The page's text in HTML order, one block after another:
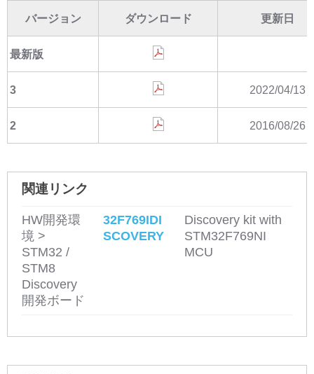
バージョン ダウンロード 更新日
最新版
3 2022/04/13
2 2016/08/26
関連リンク
HW開発環
境 >
STM32 /
STM8
Discovery
開発ボード
32F769IDI
SCOVERY
Discovery kit with
STM32F769NI
MCU